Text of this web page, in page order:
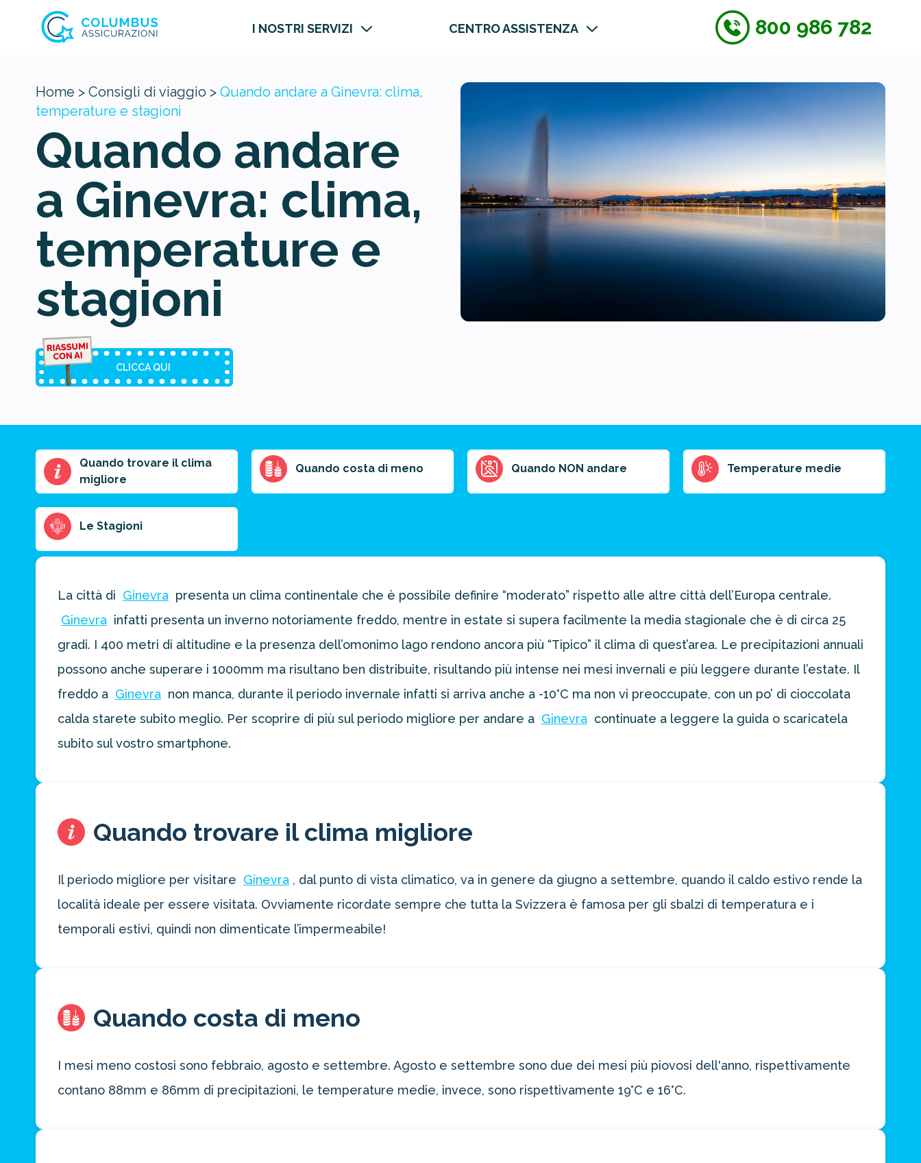
I NOSTRI SERVIZI CENTRO ASSISTENZA 800 986 782
Home > Consigli di viaggio > Quando andare a Ginevra: clima,
temperature e stagioni
Quando andare
a Ginevra: clima,
temperature e
stagioni
CLICCA QUI
Riassunto
dell'articolo
del riassunto
Breve Medio Punti chiave
preventivo
personalizzato
per la tua
prossima
di viaggio.
PREVENTIVO
Quando trovare il clima
migliore
Quando costa di meno Quando NON andare Temperature medie
Le Stagioni
La città di Ginevra presenta un clima continentale che è possibile definire “moderato” rispetto alle altre città dell’Europa centrale.
Ginevra infatti presenta un inverno notoriamente freddo, mentre in estate si supera facilmente la media stagionale che è di circa 25
gradi. I 400 metri di altitudine e la presenza dell’omonimo lago rendono ancora più “Tipico” il clima di quest’area. Le precipitazioni annuali
possono anche superare i 1000mm ma risultano ben distribuite, risultando più intense nei mesi invernali e più leggere durante l’estate. Il
freddo a Ginevra non manca, durante il periodo invernale infatti si arriva anche a -10°C ma non vi preoccupate, con un po’ di cioccolata
calda starete subito meglio. Per scoprire di più sul periodo migliore per andare a Ginevra continuate a leggere la guida o scaricatela
subito sul vostro smartphone.
Quando trovare il clima migliore
Il periodo migliore per visitare Ginevra , dal punto di vista climatico, va in genere da giugno a settembre, quando il caldo estivo rende la
località ideale per essere visitata. Ovviamente ricordate sempre che tutta la Svizzera è famosa per gli sbalzi di temperatura e i
temporali estivi, quindi non dimenticate l’impermeabile!
Quando costa di meno
I mesi meno costosi sono febbraio, agosto e settembre. Agosto e settembre sono due dei mesi più piovosi dell'anno, rispettivamente
contano 88mm e 86mm di precipitazioni, le temperature medie, invece, sono rispettivamente 19°C e 16°C.